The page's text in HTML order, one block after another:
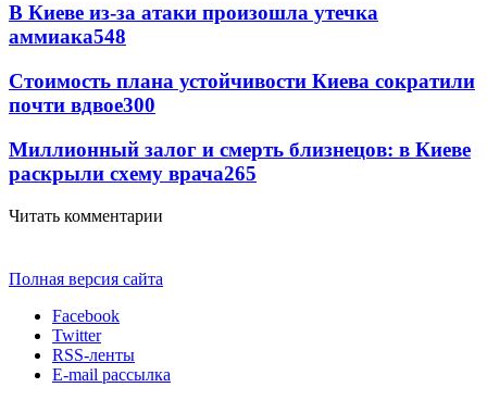
В Киеве из-за атаки произошла утечка
аммиака548
Стоимость плана устойчивости Киева сократили
почти вдвое300
Миллионный залог и смерть близнецов: в Киеве
раскрыли схему врача265
Читать комментарии
Полная версия сайта
Facebook
Twitter
RSS-ленты
E-mail рассылка